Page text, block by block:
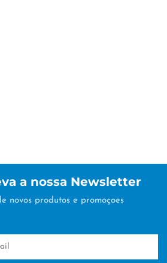
a nossa Newsletter
novos produtos e promoçoes